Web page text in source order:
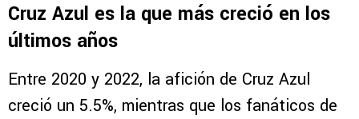
Cruz Azul es la que más creció en los
últimos años
Entre 2020 y 2022, la afición de Cruz Azul
creció un 5.5%, mientras que los fanáticos de